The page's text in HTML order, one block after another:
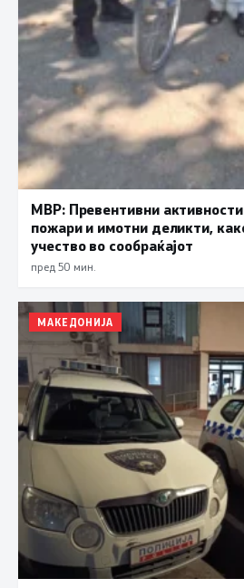
МВР: Превентивни
пожари и имотни деликти,
учество во сообраќајот
пред 50 мин.
МАКЕДОНИЈА